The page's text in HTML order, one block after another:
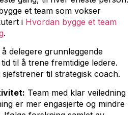
et team som vokser
i Hvordan bygge et team
.
å delegere grunnleggende
til å trene fremtidige ledere.
til strategisk coach.
Team med klar veiledning
er mer engasjerte og mindre